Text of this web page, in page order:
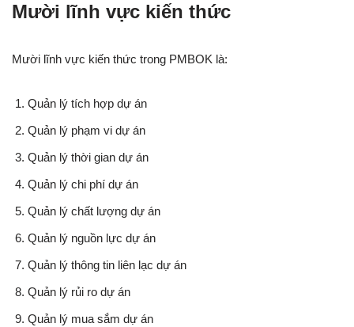
Mười lĩnh vực kiến thức
Mười lĩnh vực kiến thức trong PMBOK là:
Quản lý tích hợp dự án
Quản lý phạm vi dự án
Quản lý thời gian dự án
Quản lý chi phí dự án
Quản lý chất lượng dự án
Quản lý nguồn lực dự án
Quản lý thông tin liên lạc dự án
Quản lý rủi ro dự án
Quản lý mua sắm dự án